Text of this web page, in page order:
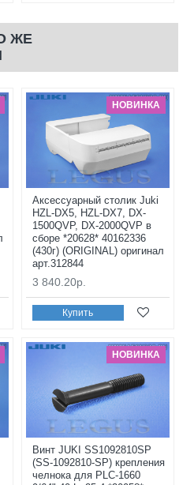
ЖЕ
НОВИНКА
Аксессуарный столик Juki
HZL-DX5, HZL-DX7, DX-
1500QVP, DX-2000QVP в
сборе *20628* 40162336
(430г) (ORIGINAL) оригинал
арт.312844
3 840.20р.
Купить
НОВИНКА
Винт JUKI SS1092810SP
(SS-1092810-SP) крепления
челнока для PLC-1660